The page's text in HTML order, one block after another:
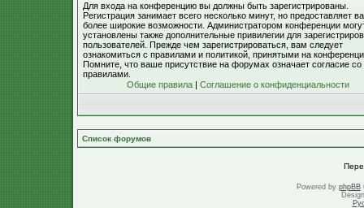
Для входа на конференцию вы должны быть зарегистрированы.
Регистрация занимает всего несколько минут, но предоставляет
более широкие возможности. Администратором конференции
установлены также дополнительные привилегии для
пользователей. Прежде чем зарегистрироваться, вам следует
ознакомиться с правилами и политикой, принятыми на
Помните, что ваше присутствие на форумах означает согласие со
правилами.
Общие правила | Соглашение о конфиденциальности
Список форумов
Powered by phpBB